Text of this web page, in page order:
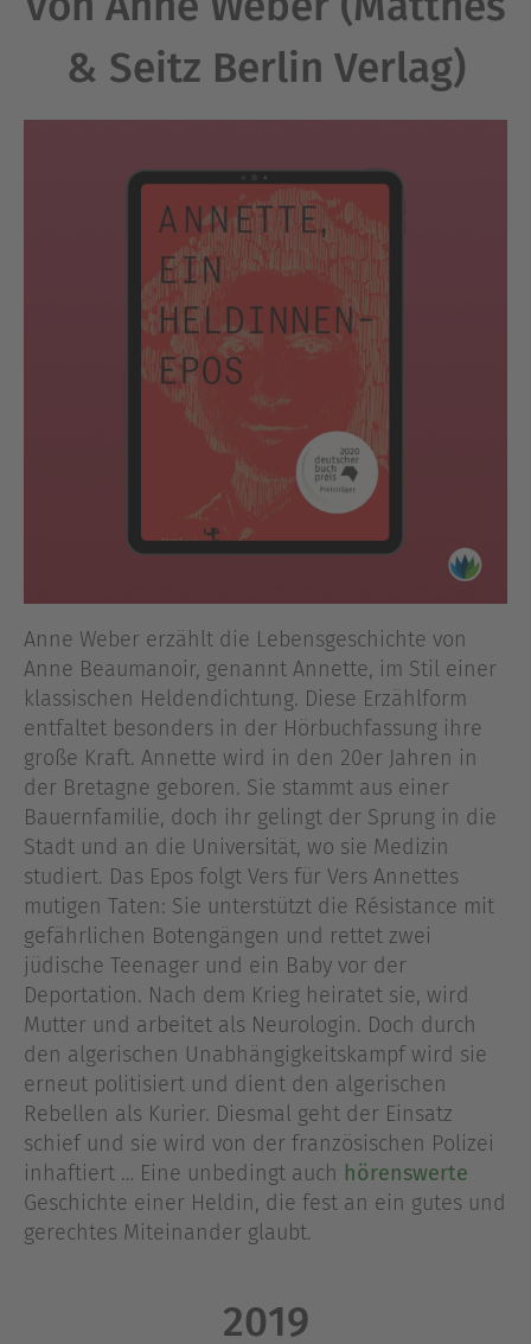
& Seitz Berlin Verlag)
Anne Weber erzählt die Lebensgeschichte von
Anne Beaumanoir, genannt Annette, im Stil einer
klassischen Heldendichtung. Diese Erzählform
entfaltet besonders in der Hörbuchfassung ihre
große Kraft. Annette wird in den 20er Jahren in
der Bretagne geboren. Sie stammt aus einer
Bauernfamilie, doch ihr gelingt der Sprung in die
Stadt und an die Universität, wo sie Medizin
studiert. Das Epos folgt Vers für Vers Annettes
mutigen Taten: Sie unterstützt die Résistance mit
gefährlichen Botengängen und rettet zwei
jüdische Teenager und ein Baby vor der
Deportation. Nach dem Krieg heiratet sie, wird
Mutter und arbeitet als Neurologin. Doch durch
den algerischen Unabhängigkeitskampf wird sie
erneut politisiert und dient den algerischen
Rebellen als Kurier. Diesmal geht der Einsatz
schief und sie wird von der französischen Polizei
inhaftiert … Eine unbedingt auch hörenswerte
Geschichte einer Heldin, die fest an ein gutes und
gerechtes Miteinander glaubt.
2019